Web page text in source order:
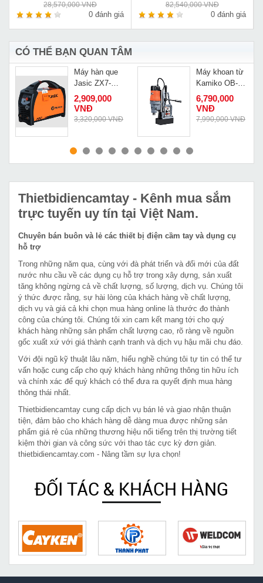
28,570,000 VNĐ
0 đánh giá
82,540,000 VNĐ
0 đánh giá
CÓ THỂ BẠN QUAN TÂM
MUA NGAY
Máy hàn que
Jasic ZX7-
200Pro
2,909,000
VNĐ
3,320,000 VNĐ
MUA NGAY
Máy khoan từ
Kamiko OB-
23E
6,790,000
VNĐ
7,990,000 VNĐ
Thietbidiencamtay - Kênh mua sắm
trực tuyến uy tín tại Việt Nam.
Chuyên bán buôn và lẻ các thiết bị điện cầm tay và dụng cụ
hỗ trợ
Trong những năm qua, cùng với đà phát triển và đổi mới của đất
nước nhu cầu về các dụng cụ hỗ trợ trong xây dựng, sản xuất
tăng không ngừng cả về chất lượng, số lượng, dịch vụ. Chúng tôi
ý thức được rằng, sự hài lòng của khách hàng về chất lượng,
dịch vụ và giá cả khi chọn mua hàng online là thước đo thành
công của chúng tôi. Chúng tôi xin cam kết mang tới cho quý
khách hàng những sản phẩm chất lượng cao, rõ ràng về nguồn
gốc xuất xứ với giá thành cạnh tranh và dịch vụ hậu mãi chu đáo.
Với đội ngũ kỹ thuật lâu năm, hiểu nghề chúng tôi tự tin có thể tư
vấn hoặc cung cấp cho quý khách hàng những thông tin hữu ích
và chính xác để quý khách có thể đưa ra quyết định mua hàng
thông thái nhất.
Thietbidiencamtay cung cấp dịch vụ bán lẻ và giao nhận thuận
tiện, đảm bảo cho khách hàng dễ dàng mua được những sản
phẩm giá rẻ của những thương hiệu nổi tiếng trên thị trường tiết
kiệm thời gian và công sức với thao tác cực kỳ đơn giản.
thietbidiencamtay.com - Nâng tầm sự lựa chọn!
ĐỐI TÁC & KHÁCH HÀNG